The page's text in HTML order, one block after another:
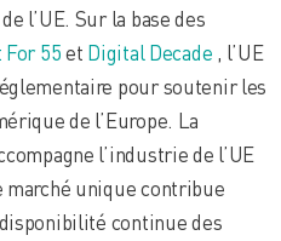
l’UE. Sur la base des
For 55et Digital Decade , l’UE
pour soutenir les
de l’Europe. La
l’industrie de l’UE
unique contribue
continue des